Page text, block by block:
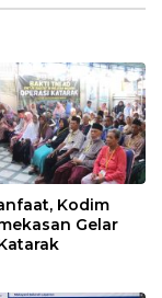
Kodim
Gelar